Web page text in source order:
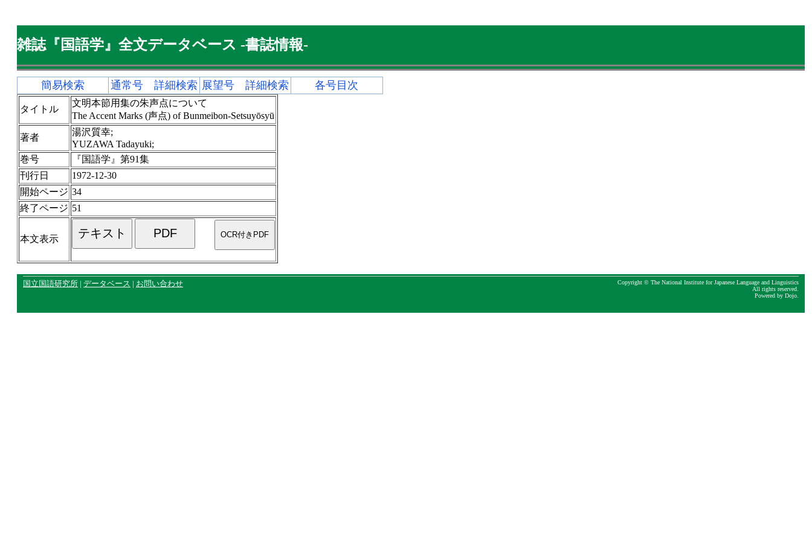
雑誌『国語学』全文データベース -書誌情報-
簡易検索 通常号 詳細検索 展望号 詳細検索 各号目次
タイトル
文明本節用集の朱声点について
The Accent Marks (声点) of Bunmeibon-Setsuyōsyū
著者
湯沢質幸;
YUZAWA Tadayuki;
巻号
『国語学』第91集
刊行日
1972-12-30
開始ページ 34
終了ページ 51
本文表示
国立国語研究所 | データベース | お問い合わせ
Copyright © The National Institute for Japanese Language and Linguistics
All rights reserved.
Powered by Dojo